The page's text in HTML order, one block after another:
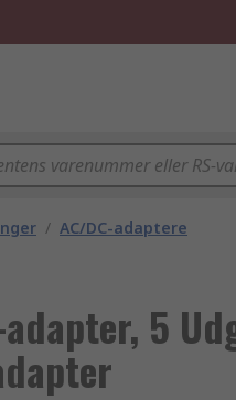
/ AC/DC-adaptere
5